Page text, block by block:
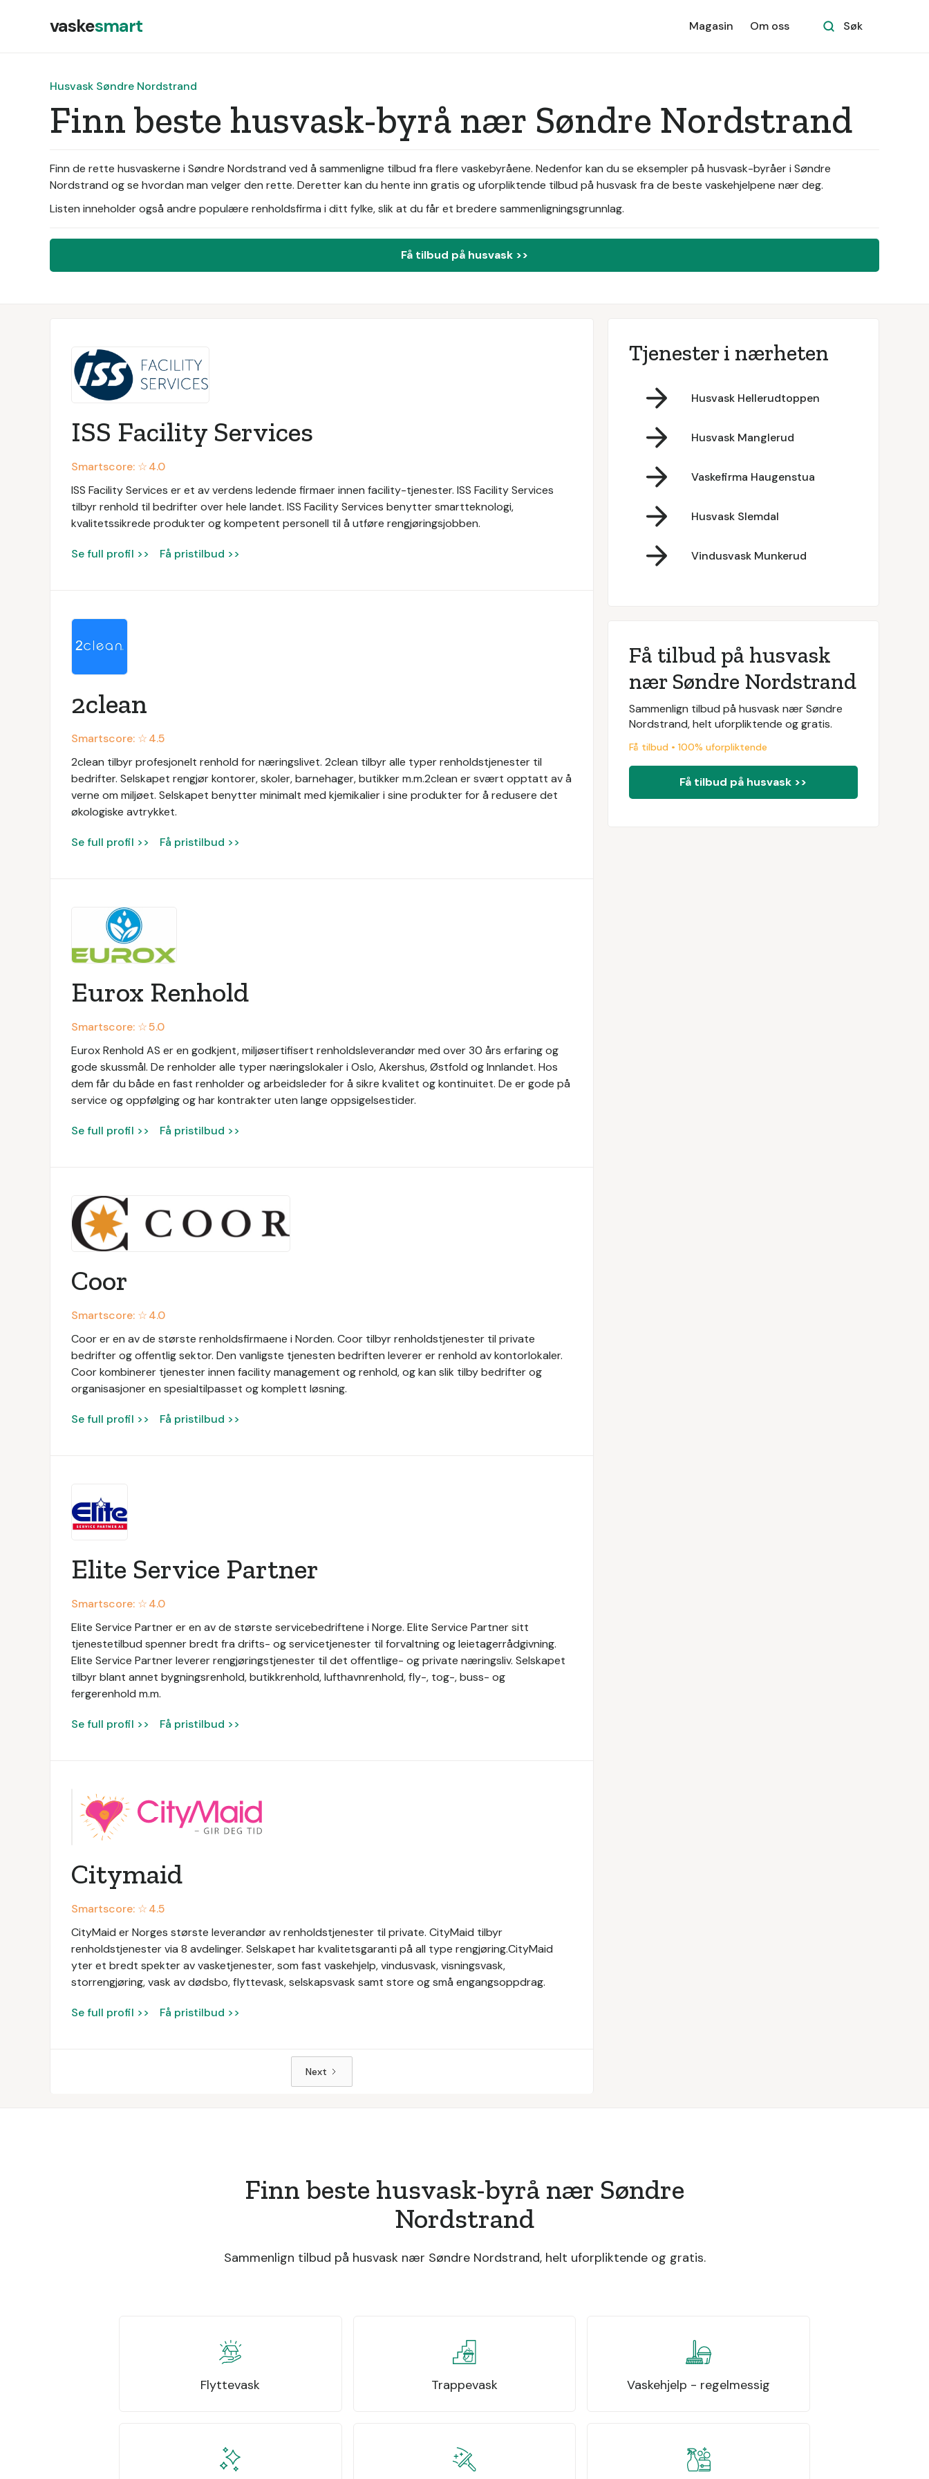
vaskesmart Magasin Om oss Søk
Husvask Søndre Nordstrand
Finn beste husvask-byrå nær Søndre Nordstrand
Finn de rette husvaskerne i Søndre Nordstrand ved å sammenligne tilbud fra flere vaskebyråene. Nedenfor kan du se eksempler på husvask-byråer i Søndre
Nordstrand og se hvordan man velger den rette. Deretter kan du hente inn gratis og uforpliktende tilbud på husvask fra de beste vaskehjelpene nær deg.
Listen inneholder også andre populære renholdsfirma i ditt fylke, slik at du får et bredere sammenligningsgrunnlag.
Få tilbud på husvask >>
ISS Facility Services
Smartscore: ☆4.0
ISS Facility Services er et av verdens ledende firmaer innen facility-tjenester. ISS Facility Services
tilbyr renhold til bedrifter over hele landet. ISS Facility Services benytter smartteknologi,
kvalitetssikrede produkter og kompetent personell til å utføre rengjøringsjobben.
Se full profil >> Få pristilbud >>
2clean
Smartscore: ☆4.5
2clean tilbyr profesjonelt renhold for næringslivet. 2clean tilbyr alle typer renholdstjenester til
bedrifter. Selskapet rengjør kontorer, skoler, barnehager, butikker m.m.2clean er svært opptatt av å
verne om miljøet. Selskapet benytter minimalt med kjemikalier i sine produkter for å redusere det
økologiske avtrykket.
Se full profil >> Få pristilbud >>
Eurox Renhold
Smartscore: ☆5.0
Eurox Renhold AS er en godkjent, miljøsertifisert renholdsleverandør med over 30 års erfaring og
gode skussmål. De renholder alle typer næringslokaler i Oslo, Akershus, Østfold og Innlandet. Hos
dem får du både en fast renholder og arbeidsleder for å sikre kvalitet og kontinuitet. De er gode på
service og oppfølging og har kontrakter uten lange oppsigelsestider.
Se full profil >> Få pristilbud >>
Coor
Smartscore: ☆4.0
Coor er en av de største renholdsfirmaene i Norden. Coor tilbyr renholdstjenester til private
bedrifter og offentlig sektor. Den vanligste tjenesten bedriften leverer er renhold av kontorlokaler.
Coor kombinerer tjenester innen facility management og renhold, og kan slik tilby bedrifter og
organisasjoner en spesialtilpasset og komplett løsning.
Se full profil >> Få pristilbud >>
Elite Service Partner
Smartscore: ☆4.0
Elite Service Partner er en av de største servicebedriftene i Norge. Elite Service Partner sitt
tjenestetilbud spenner bredt fra drifts- og servicetjenester til forvaltning og leietagerrådgivning.
Elite Service Partner leverer rengjøringstjenester til det offentlige- og private næringsliv. Selskapet
tilbyr blant annet bygningsrenhold, butikkrenhold, lufthavnrenhold, fly-, tog-, buss- og
fergerenhold m.m.
Se full profil >> Få pristilbud >>
Citymaid
Smartscore: ☆4.5
CityMaid er Norges største leverandør av renholdstjenester til private. CityMaid tilbyr
renholdstjenester via 8 avdelinger. Selskapet har kvalitetsgaranti på all type rengjøring.CityMaid
yter et bredt spekter av vasketjenester, som fast vaskehjelp, vindusvask, visningsvask,
storrengjøring, vask av dødsbo, flyttevask, selskapsvask samt store og små engangsoppdrag.
Se full profil >> Få pristilbud >>
Next
Tjenester i nærheten
Husvask Hellerudtoppen
Husvask Manglerud
Vaskefirma Haugenstua
Husvask Slemdal
Vindusvask Munkerud
Få tilbud på husvask
nær Søndre Nordstrand
Sammenlign tilbud på husvask nær Søndre
Nordstrand, helt uforpliktende og gratis.
Få tilbud • 100% uforpliktende
Få tilbud på husvask >>
Finn beste husvask-byrå nær Søndre
Nordstrand
Sammenlign tilbud på husvask nær Søndre Nordstrand, helt uforpliktende og gratis.
Flyttevask Trappevask Vaskehjelp - regelmessig